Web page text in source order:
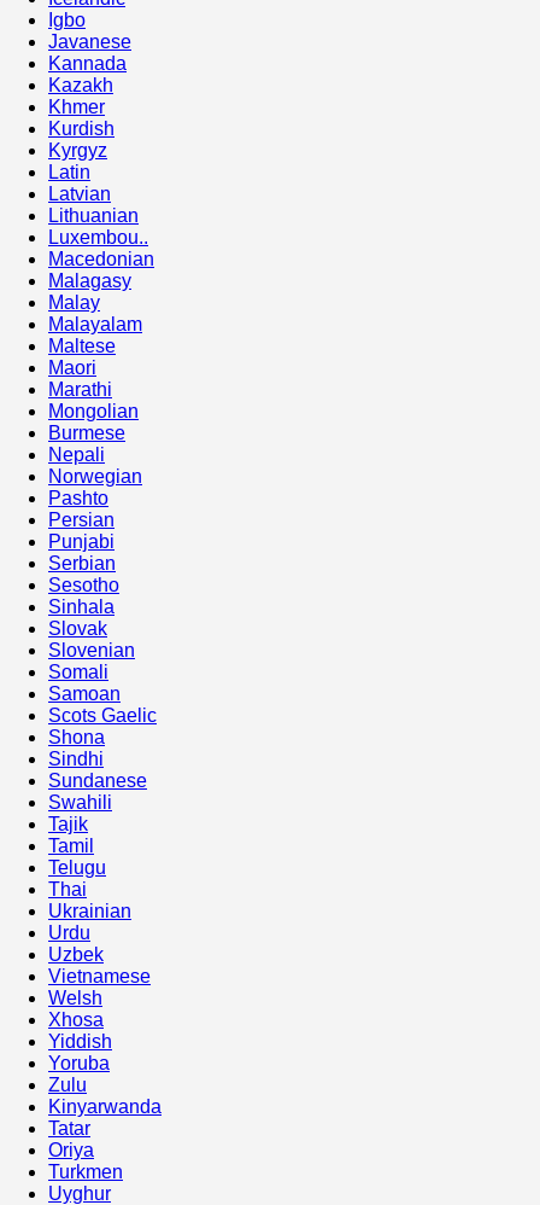
Igbo
Javanese
Kannada
Kazakh
Khmer
Kurdish
Kyrgyz
Latin
Latvian
Lithuanian
Luxembou..
Macedonian
Malagasy
Malay
Malayalam
Maltese
Maori
Marathi
Mongolian
Burmese
Nepali
Norwegian
Pashto
Persian
Punjabi
Serbian
Sesotho
Sinhala
Slovak
Slovenian
Somali
Samoan
Scots Gaelic
Shona
Sindhi
Sundanese
Swahili
Tajik
Tamil
Telugu
Thai
Ukrainian
Urdu
Uzbek
Vietnamese
Welsh
Xhosa
Yiddish
Yoruba
Zulu
Kinyarwanda
Tatar
Oriya
Turkmen
Uyghur